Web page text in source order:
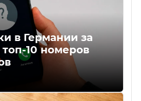
в Германии за
10 номеров